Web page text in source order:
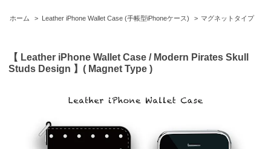
ホーム > Leather iPhone Wallet Case (手帳型iPhoneケース) > マグネットタイプ
【 Leather iPhone Wallet Case / Modern Pirates Skull
Studs Design 】( Magnet Type )